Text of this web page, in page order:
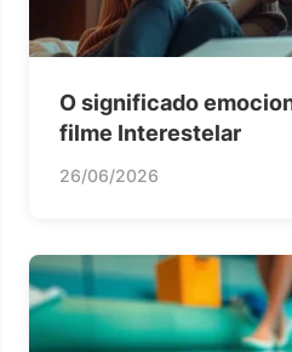
O significado
filme Interestelar
26/06/2026